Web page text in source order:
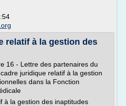
relatif à la gestion des
16 - Lettre des partenaires du
juridique relatif à la gestion
dans la Fonction
à la gestion des inaptitudes